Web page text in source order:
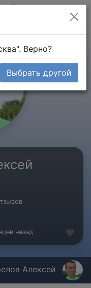
назад
Алексей
Верно?
Выбрать другой